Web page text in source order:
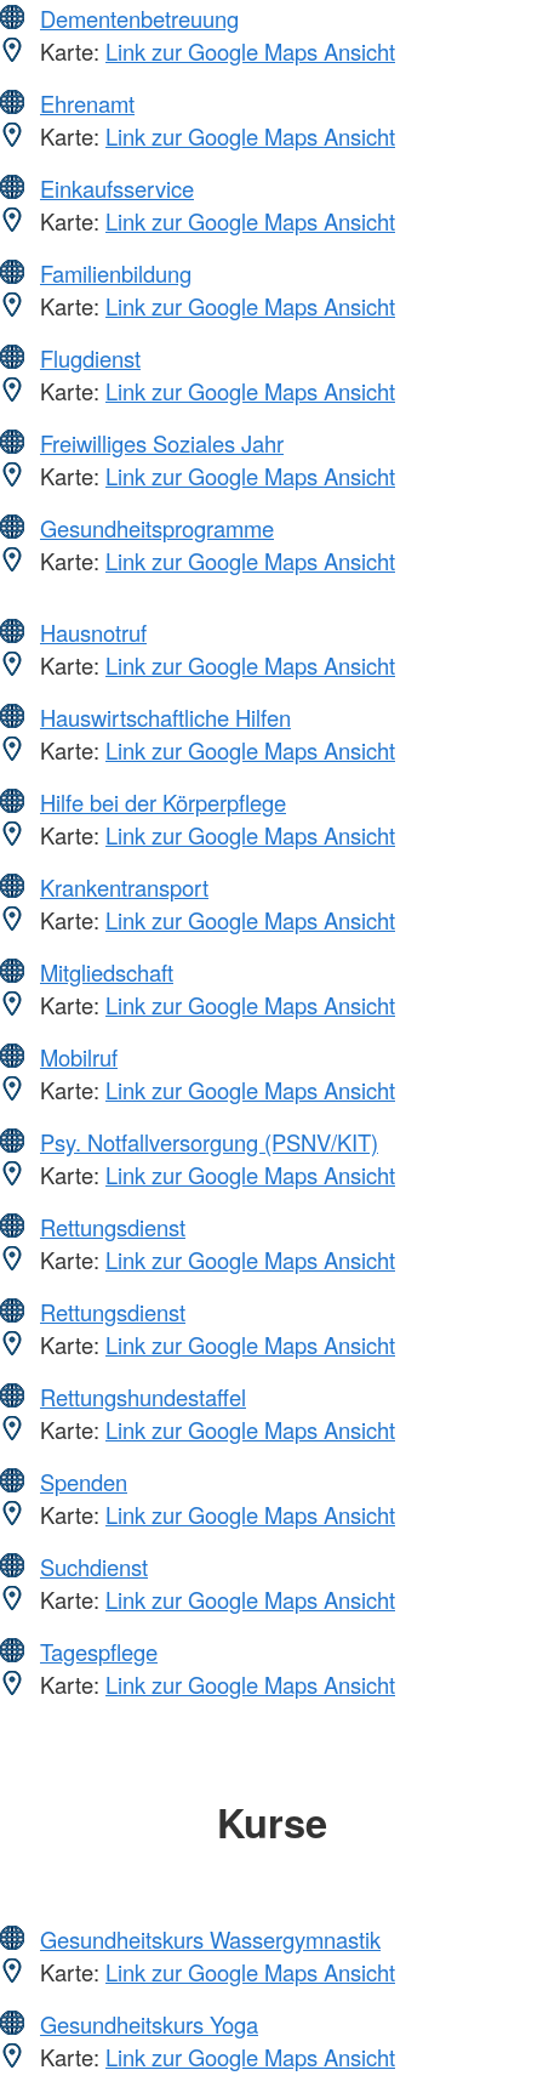
Dementenbetreuung
Karte: Link zur Google Maps Ansicht
Ehrenamt
Karte: Link zur Google Maps Ansicht
Einkaufsservice
Karte: Link zur Google Maps Ansicht
Familienbildung
Karte: Link zur Google Maps Ansicht
Flugdienst
Karte: Link zur Google Maps Ansicht
Freiwilliges Soziales Jahr
Karte: Link zur Google Maps Ansicht
Gesundheitsprogramme
Karte: Link zur Google Maps Ansicht
Hausnotruf
Karte: Link zur Google Maps Ansicht
Hauswirtschaftliche Hilfen
Karte: Link zur Google Maps Ansicht
Hilfe bei der Körperpflege
Karte: Link zur Google Maps Ansicht
Krankentransport
Karte: Link zur Google Maps Ansicht
Mitgliedschaft
Karte: Link zur Google Maps Ansicht
Mobilruf
Karte: Link zur Google Maps Ansicht
Psy. Notfallversorgung (PSNV/KIT)
Karte: Link zur Google Maps Ansicht
Rettungsdienst
Karte: Link zur Google Maps Ansicht
Rettungsdienst
Karte: Link zur Google Maps Ansicht
Rettungshundestaffel
Karte: Link zur Google Maps Ansicht
Spenden
Karte: Link zur Google Maps Ansicht
Suchdienst
Karte: Link zur Google Maps Ansicht
Tagespflege
Karte: Link zur Google Maps Ansicht
Kurse
Gesundheitskurs Wassergymnastik
Karte: Link zur Google Maps Ansicht
Gesundheitskurs Yoga
Karte: Link zur Google Maps Ansicht